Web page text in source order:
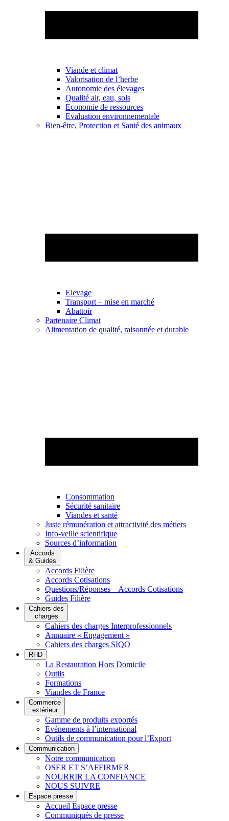
Viande et climat
Valorisation de l’herbe
Autonomie des élevages
Qualité air, eau, sols
Economie de ressources
Evaluation environnementale
Bien-être, Protection et Santé des animaux
Elevage
Transport – mise en marché
Abattoir
Partenaire Climat
Alimentation de qualité, raisonnée et durable
Consommation
Sécurité sanitaire
Viandes et santé
Juste rémunération et attractivité des métiers
Info-veille scientifique
Sources d’information
Accords
& Guides
Accords Filière
Accords Cotisations
Questions/Réponses – Accords Cotisations
Guides Filière
Cahiers des
charges
Cahiers des charges Interprofessionnels
Annuaire « Engagement »
Cahiers des charges SIQO
RHD
La Restauration Hors Domicile
Outils
Formations
Viandes de France
Commerce
extérieur
Gamme de produits exportés
Evénements à l’international
Outils de communication pour l’Export
Communication
Notre communication
OSER ET S’AFFIRMER
NOURRIR LA CONFIANCE
NOUS SUIVRE
Espace presse
Accueil Espace presse
Communiqués de presse